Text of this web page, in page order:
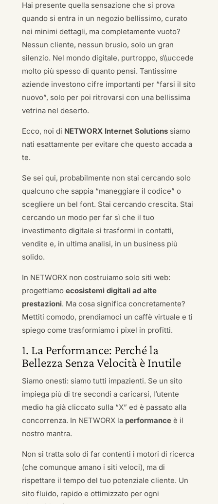
Hai presente quella sensazione che si prova
quando si entra in un negozio bellissimo, curato
nei minimi dettagli, ma completamente vuoto?
Nessun cliente, nessun brusio, solo un gran
silenzio. Nel mondo digitale, purtroppo, s\\uccede
molto più spesso di quanto pensi. Tantissime
aziende investono cifre importanti per “farsi il sito
nuovo”, solo per poi ritrovarsi con una bellissima
vetrina nel deserto.
Ecco, noi di NETWORX Internet Solutionssiamo
nati esattamente per evitare che questo accada a
te.
Se sei qui, probabilmente non stai cercando solo
qualcuno che sappia “maneggiare il codice” o
scegliere un bel font. Stai cercando crescita. Stai
cercando un modo per far sì che il tuo
investimento digitale si trasformi in contatti,
vendite e, in ultima analisi, in un business più
solido.
In NETWORX non costruiamo solo siti web:
progettiamo ecosistemi digitali ad alte
prestazioni. Ma cosa significa concretamente?
Mettiti comodo, prendiamoci un caffè virtuale e ti
spiego come trasformiamo i pixel in profitti.
1. La Performance: Perché la
Bellezza Senza Velocità è Inutile
Siamo onesti: siamo tutti impazienti. Se un sito
impiega più di tre secondi a caricarsi, l’utente
medio ha già cliccato sulla “X” ed è passato alla
concorrenza. In NETWORX la performanceè il
nostro mantra.
Non si tratta solo di far contenti i motori di ricerca
(che comunque amano i siti veloci), ma di
rispettare il tempo del tuo potenziale cliente. Un
sito fluido, rapido e ottimizzato per ogni